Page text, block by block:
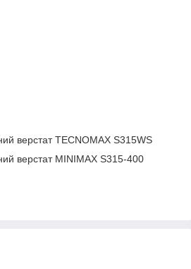
верстат TECNOMAX S315WS
верстат MINIMAX S315-400